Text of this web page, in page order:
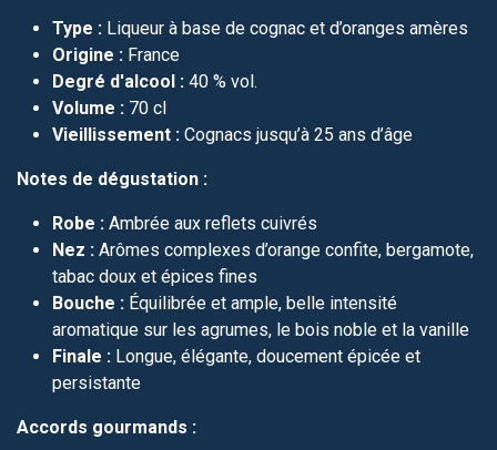
Type : Liqueur à base de cognac et d’oranges amères
Origine : France
Degré d'alcool : 40 % vol.
Volume : 70 cl
Vieillissement : Cognacs jusqu’à 25 ans d’âge
Notes de dégustation :
Robe : Ambrée aux reflets cuivrés
Nez : Arômes complexes d’orange confite, bergamote,
tabac doux et épices fines
Bouche : Équilibrée et ample, belle intensité
aromatique sur les agrumes, le bois noble et la vanille
Finale : Longue, élégante, doucement épicée et
persistante
Accords gourmands :